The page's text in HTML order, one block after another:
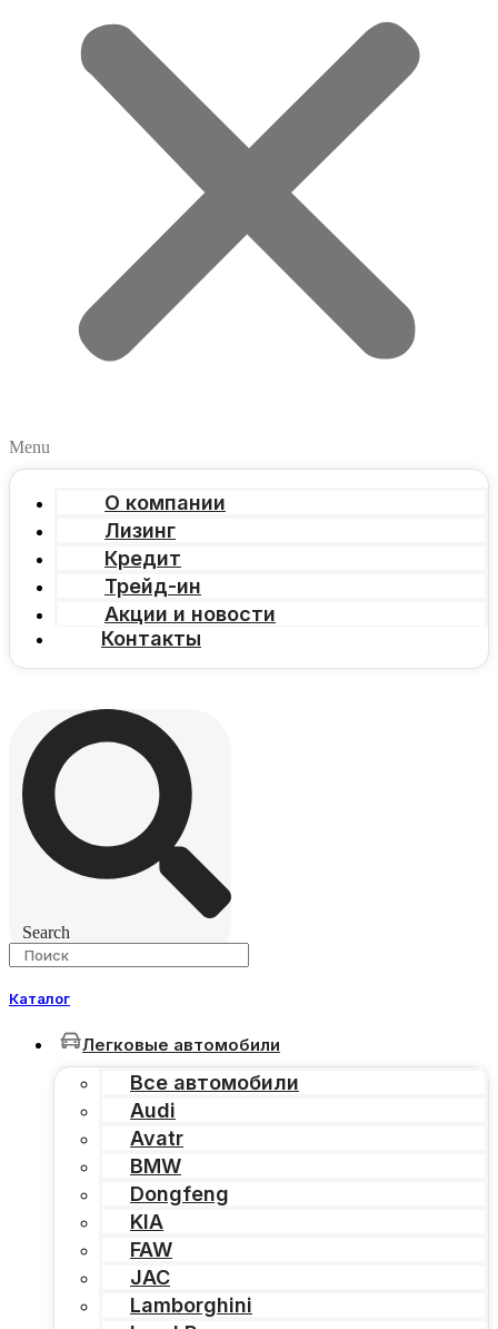
Menu
О компании
Лизинг
Кредит
Трейд-ин
Акции и новости
Контакты
Search
Каталог
Легковые автомобили
Все автомобили
Audi
Avatr
BMW
Dongfeng
KIA
FAW
JAC
Lamborghini